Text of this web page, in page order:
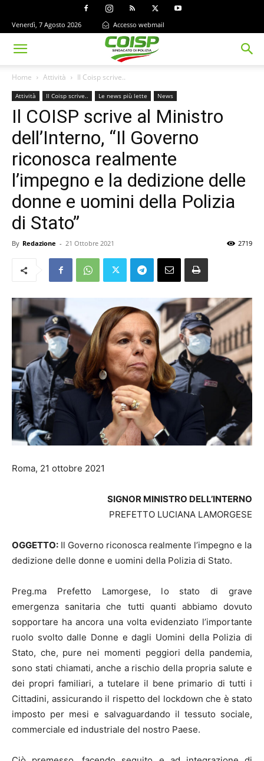
Venerdì, 7 Agosto 2026 Accesso webmail
Home Attività Il Coisp scrive..
Attività Il Coisp scrive.. Le news più lette News
Il COISP scrive al Ministro
dell’Interno, “Il Governo
riconosca realmente
l’impegno e la dedizione delle
donne e uomini della Polizia
di Stato”
By Redazione - 21 Ottobre 2021 2719
Roma, 21 ottobre 2021
SIGNOR MINISTRO DELL’INTERNO
PREFETTO LUCIANA LAMORGESE
OGGETTO: Il Governo riconosca realmente l’impegno e la
dedizione delle donne e uomini della Polizia di Stato.
Preg.ma Prefetto Lamorgese, lo stato di grave
emergenza sanitaria che tutti quanti abbiamo dovuto
sopportare ha ancora una volta evidenziato l’importante
ruolo svolto dalle Donne e dagli Uomini della Polizia di
Stato, che, pure nei momenti peggiori della pandemia,
sono stati chiamati, anche a rischio della propria salute e
dei propri familiari, a tutelare il bene primario di tutti i
Cittadini, assicurando il rispetto del lockdown che è stato
imposto per mesi e salvaguardando il tessuto sociale,
commerciale ed industriale del nostro Paese.